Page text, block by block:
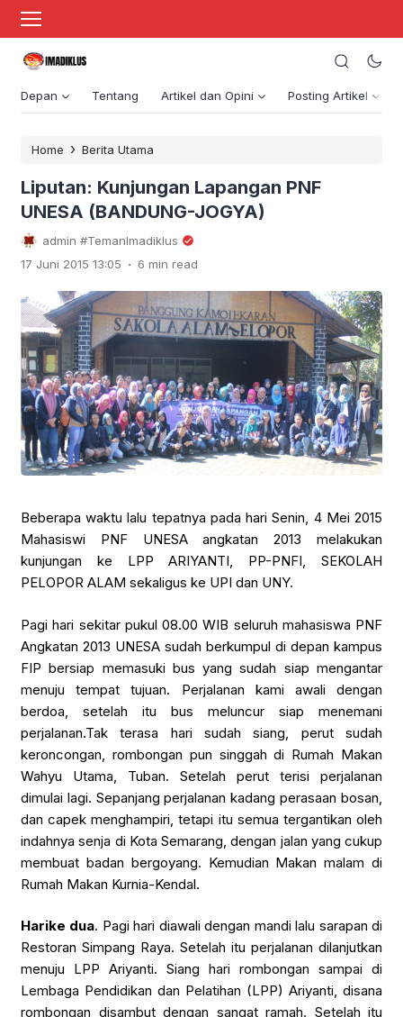
Depan Tentang Artikel dan Opini Posting Artikel
Home › Berita Utama
Liputan: Kunjungan Lapangan PNF
UNESA (BANDUNG-JOGYA)
admin #TemanImadiklus
17 Juni 2015 13:05 . 6 min read
Beberapa waktu lalu tepatnya pada hari Senin, 4 Mei 2015
Mahasiswi PNF UNESA angkatan 2013 melakukan
kunjungan ke LPP ARIYANTI, PP-PNFI, SEKOLAH
PELOPOR ALAM sekaligus ke UPI dan UNY.
Pagi hari sekitar pukul 08.00 WIB seluruh mahasiswa PNF
Angkatan 2013 UNESA sudah berkumpul di depan kampus
FIP bersiap memasuki bus yang sudah siap mengantar
menuju tempat tujuan. Perjalanan kami awali dengan
berdoa, setelah itu bus meluncur siap menemani
perjalanan.Tak terasa hari sudah siang, perut sudah
keroncongan, rombongan pun singgah di Rumah Makan
Wahyu Utama, Tuban. Setelah perut terisi perjalanan
dimulai lagi. Sepanjang perjalanan kadang perasaan bosan,
dan capek menghampiri, tetapi itu semua tergantikan oleh
indahnya senja di Kota Semarang, dengan jalan yang cukup
membuat badan bergoyang. Kemudian Makan malam di
Rumah Makan Kurnia-Kendal.
Harike dua. Pagi hari diawali dengan mandi lalu sarapan di
Restoran Simpang Raya. Setelah itu perjalanan dilanjutkan
menuju LPP Ariyanti. Siang hari rombongan sampai di
Lembaga Pendidikan dan Pelatihan (LPP) Ariyanti, disana
rombongan disambut dengan sangat ramah. Setelah itu